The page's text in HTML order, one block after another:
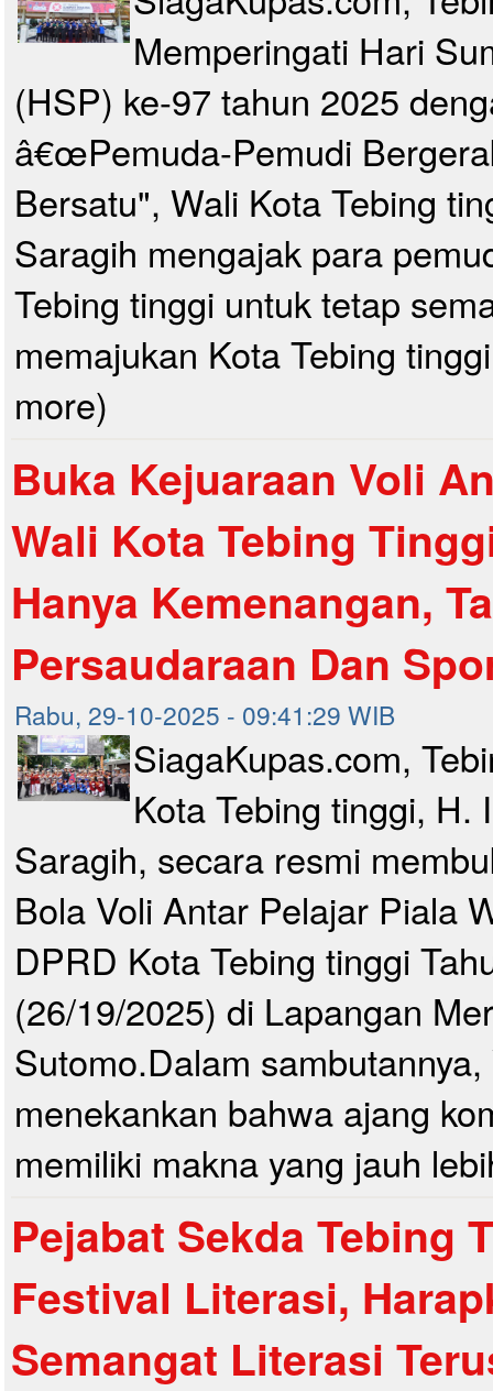
Memperingati Hari
(HSP) ke-97 tahun 2025
â€œPemuda-Pemudi
Bersatu", Wali Kota Tebing
Saragih mengajak para
Tebing tinggi untuk tetap
memajukan Kota Tebing
more)
Buka Kejuaraan Voli
Wali Kota Tebing
Hanya Kemenangan,
Persaudaraan Dan
Rabu, 29-10-2025 - 09:41:29 WIB
SiagaKupas.com,
Kota Tebing tinggi, H.
Saragih, secara resmi
Bola Voli Antar Pelajar Piala
DPRD Kota Tebing tinggi
(26/19/2025) di Lapangan
Sutomo.Dalam
menekankan bahwa ajang
memiliki makna yang jauh
Pejabat Sekda Tebing
Festival Literasi,
Semangat Literasi